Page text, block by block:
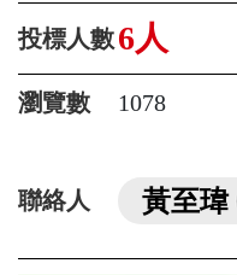
投標人數6人
瀏覽數 1078
聯絡人 黃至瑋